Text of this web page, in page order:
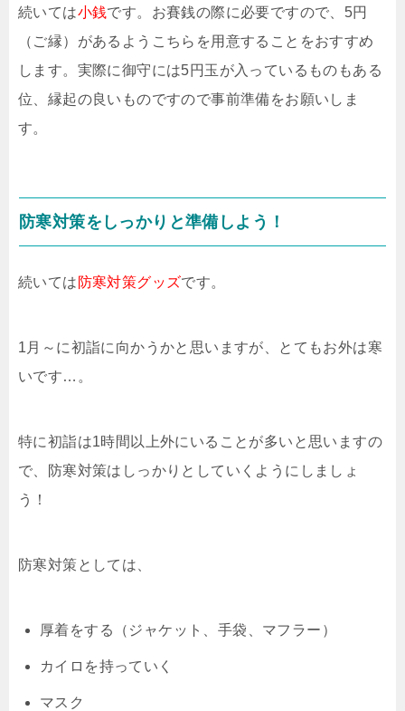
続いては小銭です。お賽銭の際に必要ですので、5円
（ご縁）があるようこちらを用意することをおすすめ
します。実際に御守には5円玉が入っているものもある
位、縁起の良いものですので事前準備をお願いしま
す。
防寒対策をしっかりと準備しよう！
続いては 防寒対策グッズです。
1月～に初詣に向かうかと思いますが、とてもお外は寒
いです…。
特に初詣は1時間以上外にいることが多いと思いますの
で、防寒対策はしっかりとしていくようにしましょ
う！
防寒対策としては、
厚着をする（ジャケット、手袋、マフラー）
カイロを持っていく
マスク